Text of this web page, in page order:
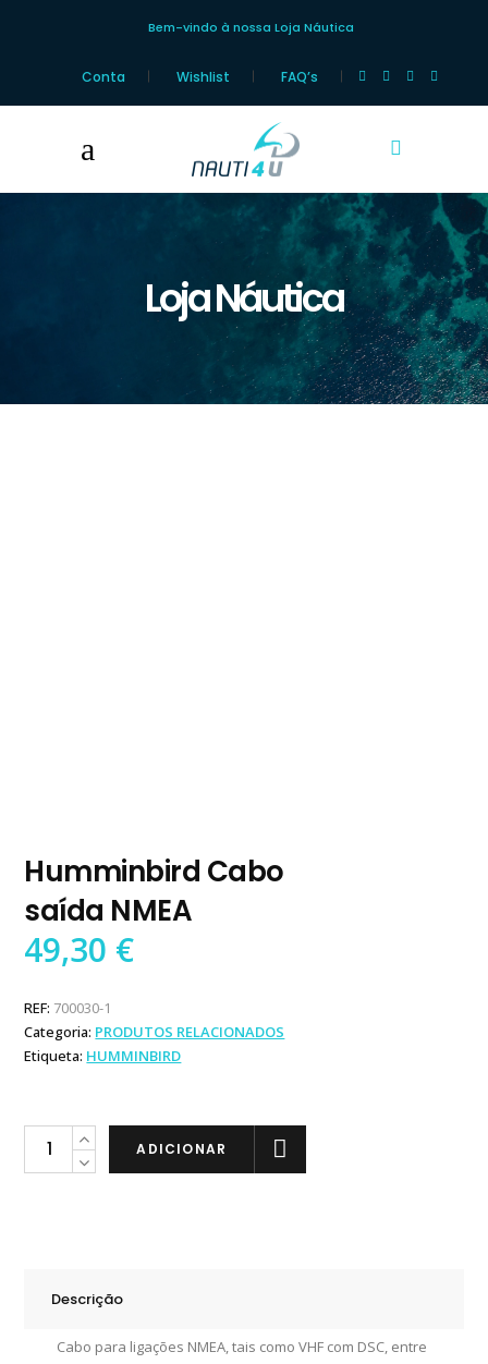
Bem-vindo à nossa Loja Náutica
Conta Wishlist FAQ’s
Loja Náutica
Humminbird Cabo
saída NMEA
49,30 €
REF: 700030-1
Categoria: PRODUTOS RELACIONADOS
Etiqueta: HUMMINBIRD
Humminbird
ADICIONAR
Descrição
Cabo para ligações NMEA, tais como VHF com DSC, entre